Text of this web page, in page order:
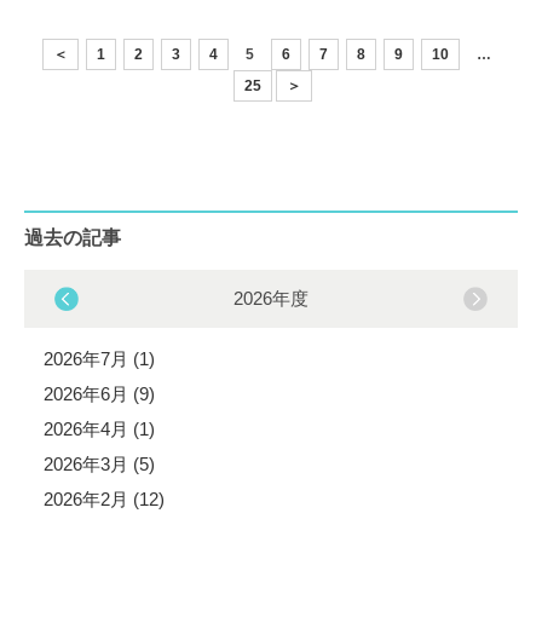
＜ 1 2 3 4 5 6 7 8 9 10
…
25
＞
過去の記事
2026年度
2026年7月 (1)
2026年6月 (9)
2026年4月 (1)
2026年3月 (5)
2026年2月 (12)